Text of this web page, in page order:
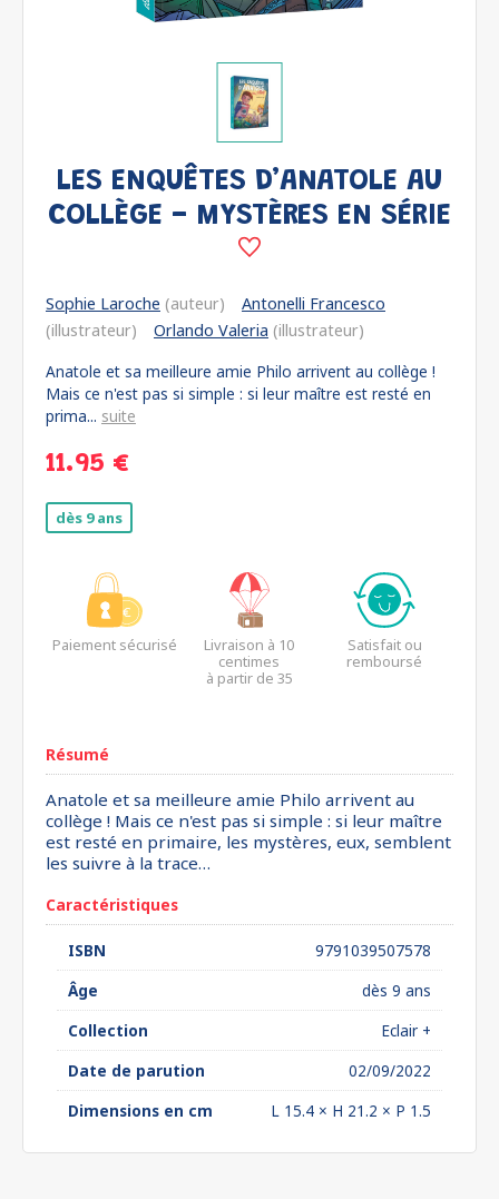
LES ENQUÊTES D’ANATOLE AU
COLLÈGE - MYSTÈRES EN SÉRIE
Sophie Laroche (auteur)
Antonelli Francesco
(illustrateur)
Orlando Valeria (illustrateur)
Anatole et sa meilleure amie Philo arrivent au collège !
Mais ce n'est pas si simple : si leur maître est resté en
prima... suite
11.95 €
dès 9 ans
Paiement sécurisé
Livraison à 10
centimes
à partir de 35
Satisfait ou
remboursé
Résumé
Anatole et sa meilleure amie Philo arrivent au
collège ! Mais ce n'est pas si simple : si leur maître
est resté en primaire, les mystères, eux, semblent
les suivre à la trace…
Caractéristiques
ISBN
9791039507578
Âge
dès 9 ans
Collection
Eclair +
Date de parution
02/09/2022
Dimensions en cm
L 15.4 × H 21.2 × P 1.5